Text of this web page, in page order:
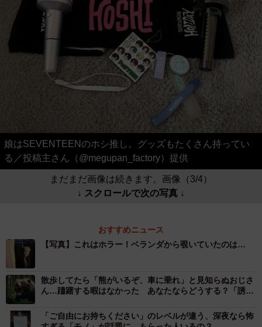
娘はSEVENTEENのホシ推し。グッズもたくさん持ってい
る／投稿主さん（@megupan_factory）提供
まだまだ画像は続きます。画像（3/4）
↓ スクロールで次の写真 ↓
おすすめニュース
【写真】これはホラー！ベランダから覗いていたのは…
散歩してたら「熊がいるぞ、車に乗れ」と見知らぬおじさ
ん…躊躇する暇はなかった あなたならどうする？「誘拐
「ご自由にお持ちください」のレベルが違う、深夜なら怖